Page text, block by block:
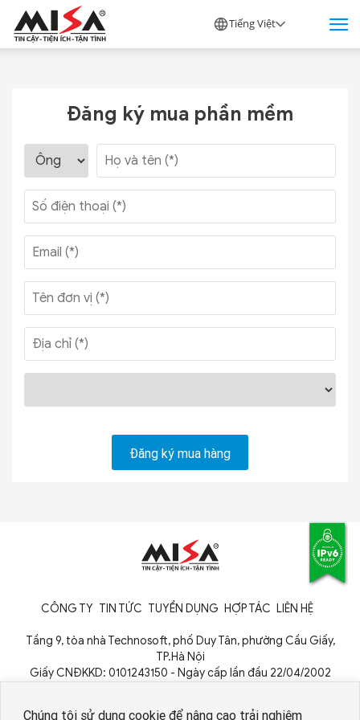
Chúng tôi sử dụng cookie để nâng cao trải nghiệm
Tiếng Việt
Đăng ký mua phần mềm
CÔNG TY TIN TỨC TUYỂN DỤNG HỢP TÁC LIÊN HỆ
Tầng 9, tòa nhà Technosoft, phố Duy Tân, phường Cầu Giấy,
TP.Hà Nội
Giấy CNĐKKD: 0101243150 - Ngày cấp lần đầu 22/04/2002